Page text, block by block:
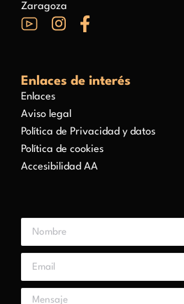
Zaragoza
Enlaces de interés
Enlaces
Aviso legal
Política de Privacidad y datos
Política de cookies
Accesibilidad AA